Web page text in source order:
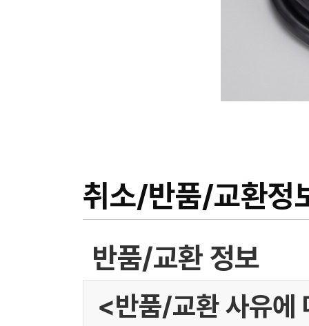
취소/반품/교환정
반품/교환 정보
<반품/교환 사유에